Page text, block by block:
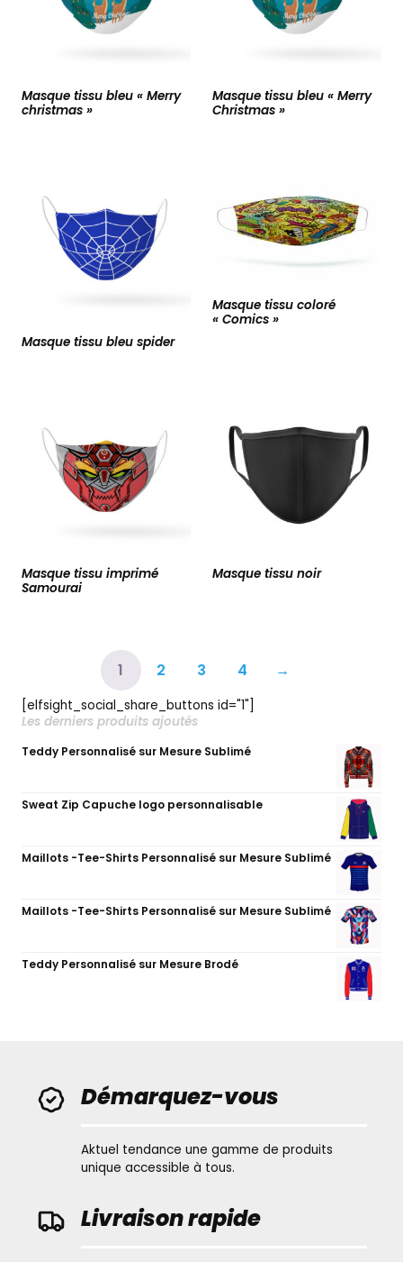
Masque tissu bleu « Merry
christmas »
Masque tissu bleu « Merry
Christmas »
Masque tissu bleu spider
Masque tissu coloré
« Comics »
Masque tissu imprimé
Samourai
Masque tissu noir
1 2 3 4 →
[elfsight_social_share_buttons id="1"]
Les derniers produits ajoutés
Teddy Personnalisé sur Mesure Sublimé
Sweat Zip Capuche logo personnalisable
Maillots -Tee-Shirts Personnalisé sur Mesure Sublimé
Maillots -Tee-Shirts Personnalisé sur Mesure Sublimé
Teddy Personnalisé sur Mesure Brodé
Démarquez-vous
Aktuel tendance une gamme de produits
unique accessible à tous.
Livraison rapide